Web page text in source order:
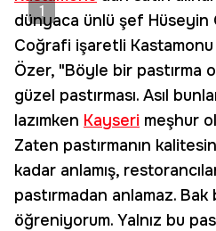
1
dünyaca ünlü şef Hüseyin
Coğrafi işaretli Kastamonu
Özer, "Böyle bir pastırma
güzel pastırması. Asıl
lazımken Kayseri meşhur
Zaten pastırmanın
kadar anlamış,
pastırmadan anlamaz.
öğreniyorum. Yalnız bu